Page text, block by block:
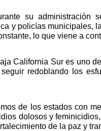
su administración
y policías municipales,
lo que viene a
California Sur es uno
redoblando los
de los estados con
dolosos y
de la paz y